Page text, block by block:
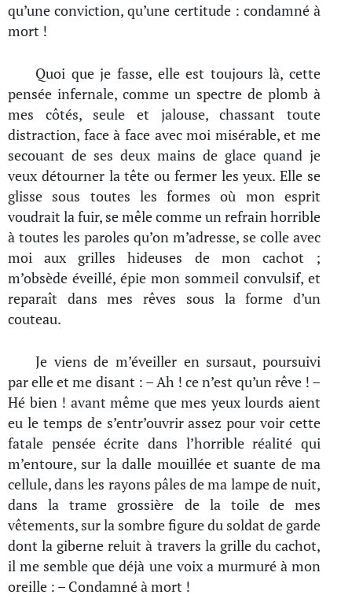
qu’une conviction, qu’une certitude : condamné à
mort !
Quoi que je fasse, elle est toujours là, cette
pensée infernale, comme un spectre de plomb à
mes côtés, seule et jalouse, chassant toute
distraction, face à face avec moi misérable, et me
secouant de ses deux mains de glace quand je
veux détourner la tête ou fermer les yeux. Elle se
glisse sous toutes les formes où mon esprit
voudrait la fuir, se mêle comme un refrain horrible
à toutes les paroles qu’on m’adresse, se colle avec
moi aux grilles hideuses de mon cachot ;
m’obsède éveillé, épie mon sommeil convulsif, et
reparaît dans mes rêves sous la forme d’un
couteau.
Je viens de m’éveiller en sursaut, poursuivi
par elle et me disant : – Ah ! ce n’est qu’un rêve ! –
Hé bien ! avant même que mes yeux lourds aient
eu le temps de s’entr’ouvrir assez pour voir cette
fatale pensée écrite dans l’horrible réalité qui
m’entoure, sur la dalle mouillée et suante de ma
cellule, dans les rayons pâles de ma lampe de nuit,
dans la trame grossière de la toile de mes
vêtements, sur la sombre figure du soldat de garde
dont la giberne reluit à travers la grille du cachot,
il me semble que déjà une voix a murmuré à mon
oreille : – Condamné à mort !